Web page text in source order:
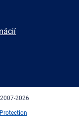
2026